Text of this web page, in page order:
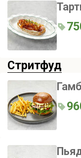
Стритфуд